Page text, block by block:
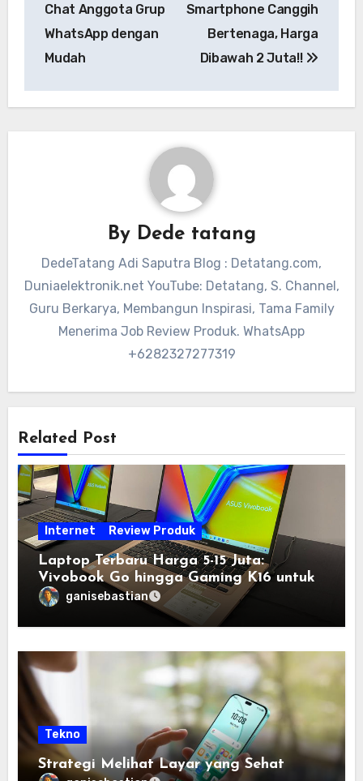
Chat Anggota Grup
WhatsApp dengan
Mudah
Smartphone Canggih
Bertenaga, Harga
Dibawah 2 Juta!!
By Dede tatang
DedeTatang Adi Saputra Blog : Detatang.com,
Duniaelektronik.net YouTube: Detatang, S. Channel,
Guru Berkarya, Membangun Inspirasi, Tama Family
Menerima Job Review Produk. WhatsApp
+6282327277319
Related Post
Internet Review Produk
Laptop Terbaru Harga 5-15 Juta:
Vivobook Go hingga Gaming K16 untuk
Semua Budget
ganisebastian
Tekno
Strategi Melihat Layar yang Sehat